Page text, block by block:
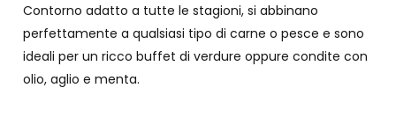
Contorno adatto a tutte le stagioni, si abbinano
perfettamente a qualsiasi tipo di carne o pesce e sono
ideali per un ricco buffet di verdure oppure condite con
olio, aglio e menta.